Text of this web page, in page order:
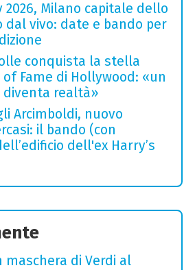
2026, Milano capitale dello
dal vivo: date e bando per
conquista la stella
Fame di Hollywood: «un
diventa realtà»
Arcimboldi, nuovo
il bando (con
dell'ex Harry’s
maschera di Verdi al